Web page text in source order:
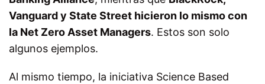
Vanguard y State Street hicieron lo mismo con
la Net Zero Asset Managers. Estos son solo
algunos ejemplos.
Al mismo tiempo, la iniciativa Science Based